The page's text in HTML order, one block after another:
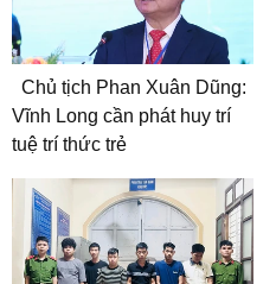
Chủ tịch Phan Xuân Dũng:
Vĩnh Long cần phát huy trí
tuệ trí thức trẻ